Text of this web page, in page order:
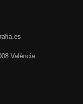
València